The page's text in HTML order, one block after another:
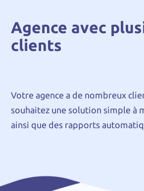
Agence avec
clients
Votre agence a de nombreux
souhaitez une solution simple à
ainsi que des rapports